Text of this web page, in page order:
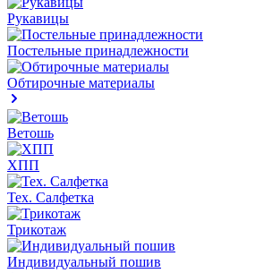
Рукавицы
Постельные принадлежности
Обтирочные материалы
Ветошь
ХПП
Тех. Салфетка
Трикотаж
Индивидуальный пошив